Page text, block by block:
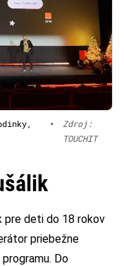
•
Zdroj:
TOUCHIT
pre deti do 18 rokov
priebežne
Do